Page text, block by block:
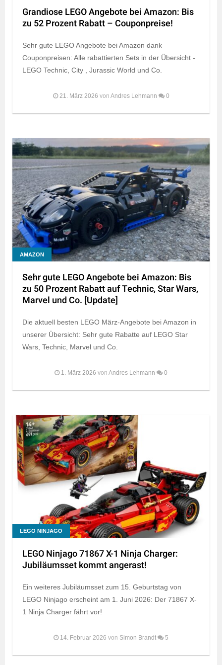
Grandiose LEGO Angebote bei Amazon: Bis
zu 52 Prozent Rabatt – Couponpreise!
Sehr gute LEGO Angebote bei Amazon dank
Couponpreisen: Alle rabattierten Sets in der Übersicht -
LEGO Technic, City , Jurassic World und Co.
21. März 2026 von Andres Lehmann 0
AMAZON
Sehr gute LEGO Angebote bei Amazon: Bis
zu 50 Prozent Rabatt auf Technic, Star Wars,
Marvel und Co. [Update]
Die aktuell besten LEGO März-Angebote bei Amazon in
unserer Übersicht: Sehr gute Rabatte auf LEGO Star
Wars, Technic, Marvel und Co.
1. März 2026 von Andres Lehmann 0
LEGO NINJAGO
LEGO Ninjago 71867 X-1 Ninja Charger:
Jubiläumsset kommt angerast!
Ein weiteres Jubiläumsset zum 15. Geburtstag von
LEGO Ninjago erscheint am 1. Juni 2026: Der 71867 X-
1 Ninja Charger fährt vor!
14. Februar 2026 von Simon Brandt 5